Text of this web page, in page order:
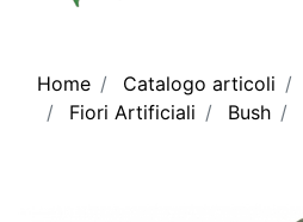
Home Catalogo articoli
Fiori Artificiali
Bush